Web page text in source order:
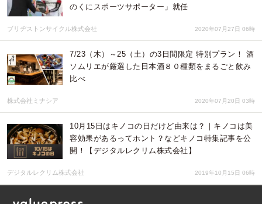
のくにスポーツサポーター」就任
ブリヂストンサイクル株式会社 2020年07月27日 06時
7/23（木）～25（土）の3日間限定 特別プラン！ 酒
ソムリエが厳選した日本酒８０種類をまるごと飲み
比べ
株式会社ミナシア 2020年07月20日 03時
10月15日はキノコの日だけど由来は？｜キノコは美
容効果があるってホント？などキノコ特集記事を公
開！【デジタルレクリム株式会社】
デジタルレクリム株式会社 2019年10月15日 06時